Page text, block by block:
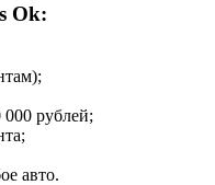
Ok:
рублей;
авто.